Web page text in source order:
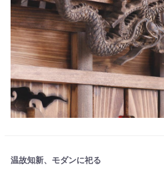
温故知新、モダンに祀る